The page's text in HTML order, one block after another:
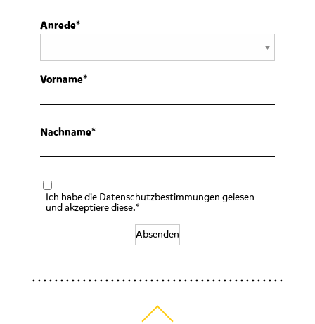
Anrede
Vorname
Nachname
Ich habe die Datenschutzbestimmungen gelesen
und akzeptiere diese.*
Absenden